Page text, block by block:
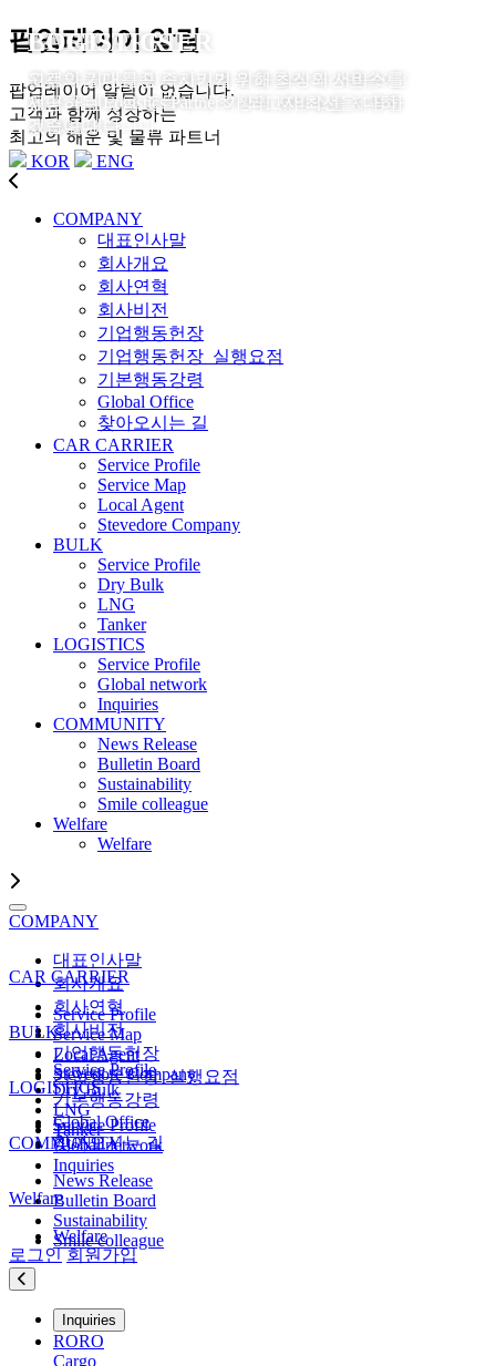
팝업레이어 알림
팝업레이어 알림이 없습니다.
고객과 함께 성장하는
최고의 해운 및 물류 파트너
KOR
ENG
COMPANY
대표인사말
회사개요
회사연혁
회사비전
기업행동헌장
기업행동헌장_실행요점
기본행동강령
Global Office
찾아오시는 길
CAR CARRIER
Service Profile
Service Map
Local Agent
Stevedore Company
BULK
Service Profile
Dry Bulk
LNG
Tanker
LOGISTICS
Service Profile
Global network
Inquiries
COMMUNITY
News Release
Bulletin Board
Sustainability
Smile colleague
Welfare
Welfare
COMPANY
대표인사말
회사개요
회사연혁
회사비전
기업행동헌장
기업행동헌장_실행요점
기본행동강령
Global Office
찾아오시는 길
CAR CARRIER
Service Profile
Service Map
Local Agent
Stevedore Company
BULK
Service Profile
Dry Bulk
LNG
Tanker
LOGISTICS
Service Profile
Global network
Inquiries
COMMUNITY
News Release
Bulletin Board
Sustainability
Smile colleague
Welfare
Welfare
로그인 회원가입
Inquiries
RORO
Cargo
CAR CARRIER
자동차 해상운송 서비스의 질을 높이고 자동차 전
용선의 선단을 강화시키기 위해 끊임없는 노력을
기울여 왔습니다.
BULK
원료화물과 각종 드라이벌크 화물의 해상운송에
있어 국내외 화주들에게 최상의 서비스를 제공하
고 있습니다.
LOGISTICS
고객의 기대를 만족시키기 위해 최상의 서비스를
제공하는 Logistics Partner 가 되고자 최선을 다하
겠습니다.